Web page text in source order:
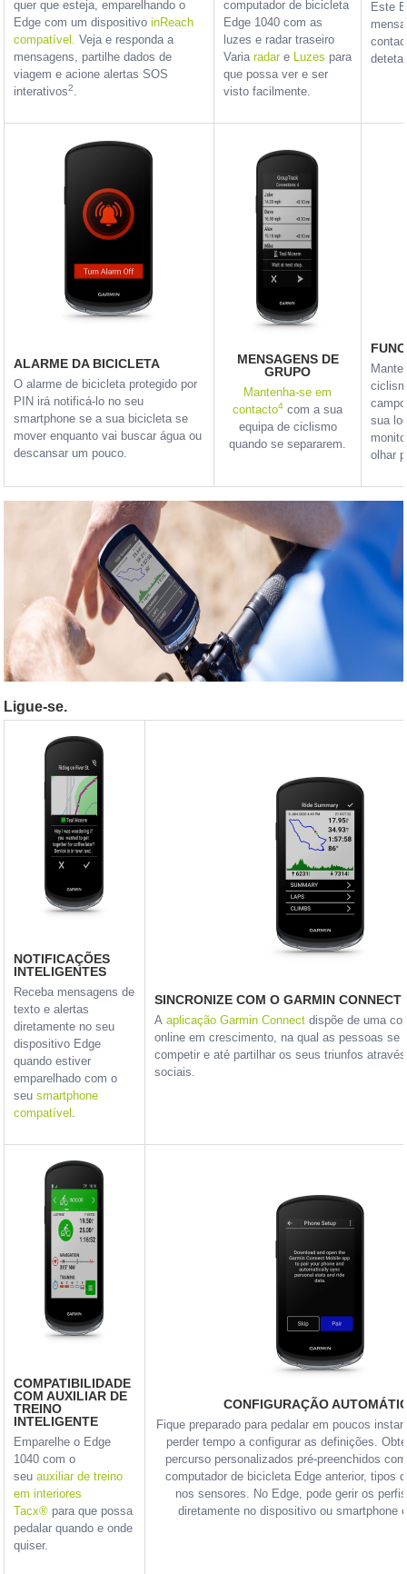
quer que esteja, emparelhando o
Edge com um dispositivoinReach
compatível.
Veja e responda a
mensagens, partilhe dados de
viagem e acione alertas SOS
interativos2
computador de bicicleta
Edge 1040 com as
luzes e radar traseiro
Variaradare Luzes para
que possa ver e ser
visto facilmente.
Este
ALARME DA BICICLETA
O alarme de bicicleta protegido por
PIN irá notificá-lo no seu
smartphone se a sua bicicleta se
mover enquanto vai buscar água ou
descansar um pouco.
MENSAGENS DE
GRUPO
Mantenha-se em
contacto4 com a sua
equipa de ciclismo
quando se separarem.
sua
olhar
Ligue-se.
NOTIFICAÇÕES
INTELIGENTES
Receba mensagens de
texto e alertas
diretamente no seu
dispositivo Edge
quando estiver
emparelhado com o
seusmartphone
compatível
SINCRONIZE COM O GARMIN CONNECT
Aaplicação Garmin Connect dispõe de uma
online em crescimento, na qual as pessoas se
competir e até partilhar os seus triunfos
sociais.
COMPATIBILIDADE
COM AUXILIAR DE
TREINO
INTELIGENTE
Emparelhe o Edge
1040 com o
seuauxiliar de treino
em interiores
Tacx® para que possa
pedalar quando e onde
quiser.
CONFIGURAÇÃO
Fique preparado para pedalar em poucos
perder tempo a configurar as definições.
percurso personalizados pré-preenchidos
computador de bicicleta Edge anterior, tipos
nos sensores. No Edge, pode gerir os
diretamente no dispositivo ou smartphone